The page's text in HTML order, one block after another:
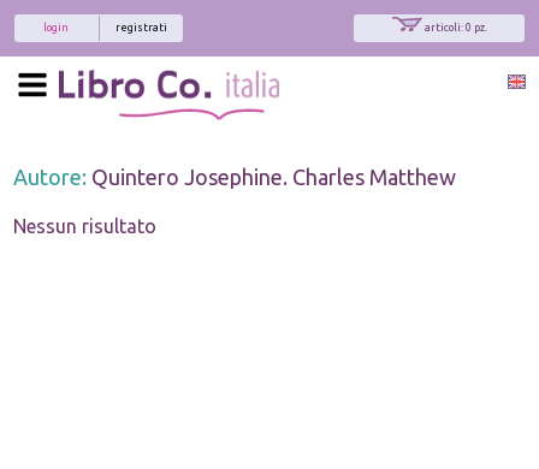
articoli: 0 pz.
registrati
login
Autore: Quintero Josephine. Charles Matthew
Nessun risultato